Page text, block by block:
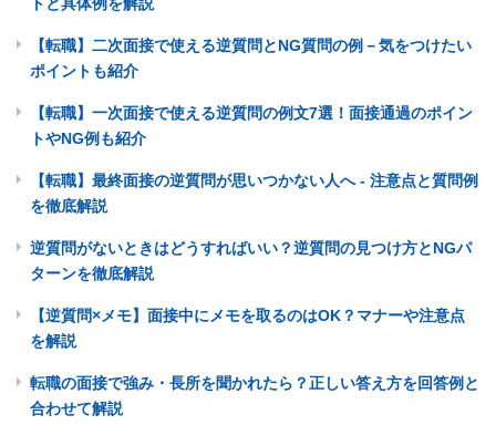
【転職】二次面接で使える逆質問とNG質問の例－気をつけたい
ポイントも紹介
【転職】一次面接で使える逆質問の例文7選！面接通過のポイン
トやNG例も紹介
【転職】最終面接の逆質問が思いつかない人へ - 注意点と質問例
を徹底解説
逆質問がないときはどうすればいい？逆質問の見つけ方とNGパ
ターンを徹底解説
【逆質問×メモ】面接中にメモを取るのはOK？マナーや注意点
を解説
転職の面接で強み・長所を聞かれたら？正しい答え方を回答例と
合わせて解説